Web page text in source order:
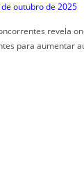
outubro de 2025
revela
para aumentar